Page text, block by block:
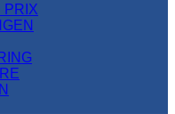
PRIX